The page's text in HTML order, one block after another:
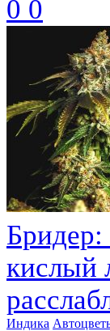
0 0
Бридер:
кислый
Индика